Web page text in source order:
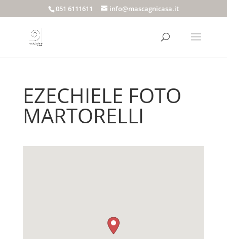
051 6111611 info@mascagnicasa.it
EZECHIELE FOTO
MARTORELLI